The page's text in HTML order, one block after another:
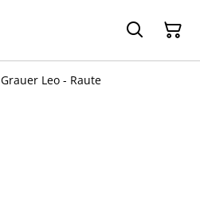
Grauer Leo - Raute